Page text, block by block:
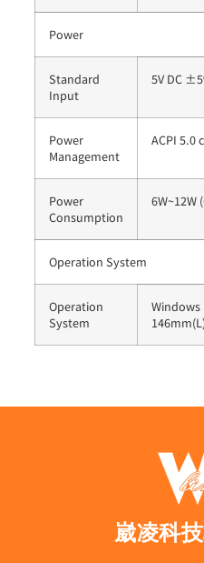
Power
Standard
Input
5V DC
Power
Management
ACPI 5.0
Power
Consumption
6W~12W
Operation System
Operation
System
Windows
崴凌科